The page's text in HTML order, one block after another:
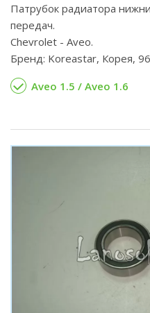
Патрубок радиатора
передач.
Chevrolet - Aveo.
Бренд: Koreastar, Корея,
Aveo 1.5 / Aveo 1.6